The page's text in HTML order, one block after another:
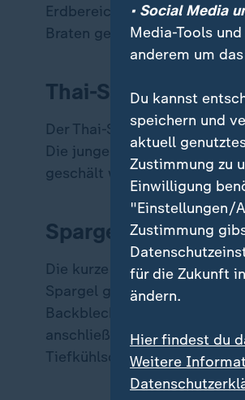
Erdbereich - letztes Drittel
Braten geeignet.
Thai-Spargel
Der Thai-Spargel kommt
Die jungen Strauchtriebe
geschält werden und ist für
Spargel haltbar
Die kurze Spargelsaison
Spargel geschält, unten
Backblech
anschließend sofort in einen
Tiefkühlschrank bis zum
• Social Media
Media-Tools
anderem um
Du kannst
speichern und
aktuell
Zustimmung zu
Einwilligung
"Einstellungen/
Zustimmung
für die Zukunft
ändern.
Hier findest du
Weitere